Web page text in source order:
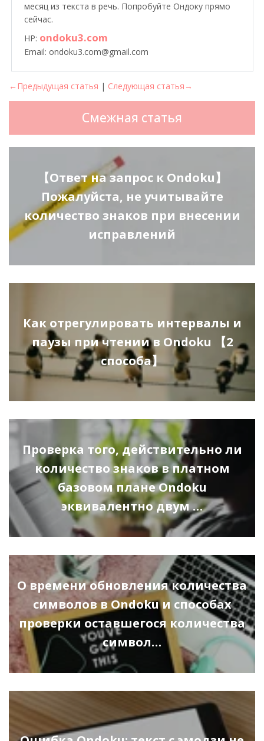
месяц из текста в речь. Попробуйте Ондоку прямо
сейчас.
HP: ondoku3.com
Email: ondoku3.com@gmail.com
←Предыдущая статья | Следующая статья→
Смежная статья
【Ответ на запрос к Ondoku】
Пожалуйста, не учитывайте
количество знаков при внесении
исправлений
Как отрегулировать интервалы и
паузы при чтении в Ondoku 【2
способа】
Проверка того, действительно ли
количество знаков в платном
базовом плане Ondoku
эквивалентно двум …
О времени обновления количества
символов в Ondoku и способах
проверки оставшегося количества
символ…